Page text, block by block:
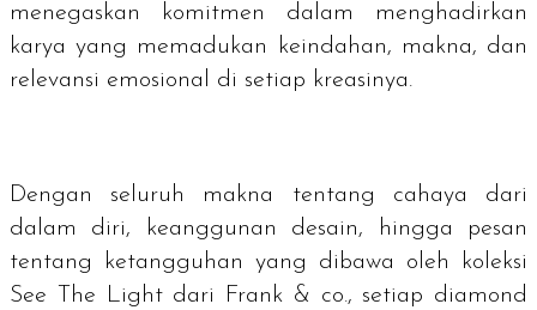
menegaskan komitmen dalam menghadirkan
karya yang memadukan keindahan, makna, dan
relevansi emosional di setiap kreasinya.
Dengan seluruh makna tentang cahaya dari
dalam diri, keanggunan desain, hingga pesan
tentang ketangguhan yang dibawa oleh koleksi
See The Light dari Frank & co., setiap diamond